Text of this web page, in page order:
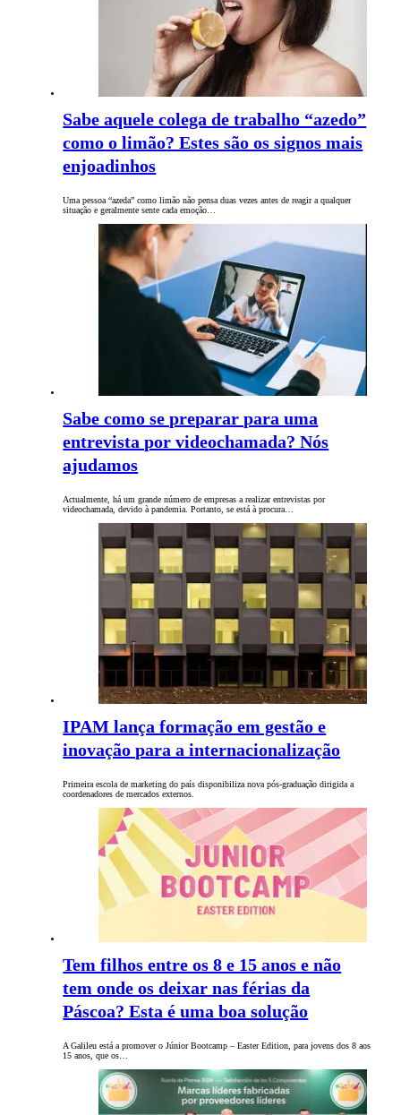
Sabe aquele colega de trabalho “azedo”
como o limão? Estes são os signos mais
enjoadinhos
Uma pessoa “azeda” como limão não pensa duas vezes antes de reagir a qualquer
situação e geralmente sente cada emoção…
Sabe como se preparar para uma
entrevista por videochamada? Nós
ajudamos
Actualmente, há um grande número de empresas a realizar entrevistas por
videochamada, devido à pandemia. Portanto, se está à procura…
IPAM lança formação em gestão e
inovação para a internacionalização
Primeira escola de marketing do país disponibiliza nova pós-graduação dirigida a
coordenadores de mercados externos.
Tem filhos entre os 8 e 15 anos e não
tem onde os deixar nas férias da
Páscoa? Esta é uma boa solução
A Galileu está a promover o Júnior Bootcamp – Easter Edition, para jovens dos 8 aos
15 anos, que os…